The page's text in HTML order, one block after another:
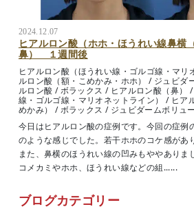
2024.12.07
ヒアルロン酸（ホホ・ほうれい線鼻横
鼻） １週間後
ヒアルロン酸（ほうれい線・ゴルゴ線・マリ
ルロン酸（額・こめかみ・ホホ）
/ ジュビダ
ルロン酸 /ボラックス / ヒアルロン酸（鼻） /
線・ゴルゴ線・マリオネットライン）
/ ヒア
めかみ）
/ボラックス / ジュビダームボリュ
今日はヒアルロン酸の症例です。今回の症例
のような感じでした。若干ホホのコケ感があ
また、鼻横のほうれい線の凹みもややありま
コメカミやホホ、ほうれい線などの組......
ブログカテゴリー